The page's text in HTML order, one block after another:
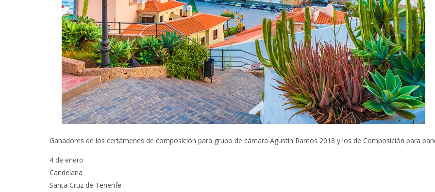
Ganadores de los certámenes de composición para grupo de cámara Agustín Ramos 2018 y los de Composición para
4 de enero
Candelaria
Santa Cruz de Tenerife